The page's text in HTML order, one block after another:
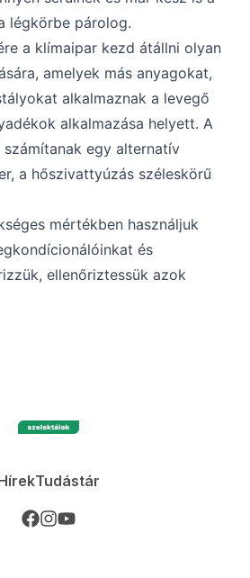
légkörbe párolog.
a klímaipar kezd átállni olyan
amelyek más anyagokat,
alkalmaznak a levegő
alkalmazása helyett. A
egy alternatív
a hőszivattyúzás széleskörű
mértékben használjuk
és
ellenőriztessük azok
Tudástár